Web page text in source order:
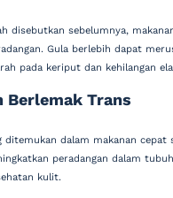
disebutkan sebelumnya,
Gula berlebih dapat
pada keriput dan kehilangan
Berlemak Trans
ditemukan dalam makanan cepat
peradangan dalam
kulit.